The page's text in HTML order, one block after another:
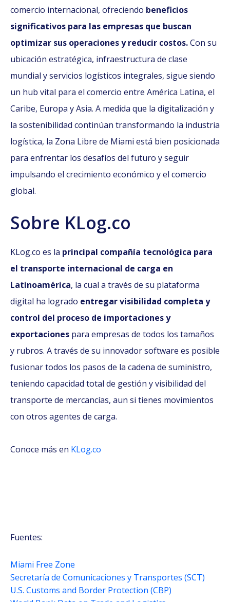
comercio internacional, ofreciendo beneficios
significativos para las empresas que buscan
optimizar sus operaciones y reducir costos.Con su
ubicación estratégica, infraestructura de clase
mundial y servicios logísticos integrales, sigue siendo
un hub vital para el comercio entre América Latina, el
Caribe, Europa y Asia. A medida que la digitalización y
la sostenibilidad continúan transformando la industria
logística, la Zona Libre de Miami está bien posicionada
para enfrentar los desafíos del futuro y seguir
impulsando el crecimiento económico y el comercio
global.
Sobre KLog.co
KLog.co es la principal compañía tecnológica para
el transporte internacional de carga en
Latinoamérica, la cual a través de su plataforma
digital ha logrado entregar visibilidad completa y
control del proceso de importaciones y
exportaciones para empresas de todos los tamaños
y rubros. A través de su innovador software es posible
fusionar todos los pasos de la cadena de suministro,
teniendo capacidad total de gestión y visibilidad del
transporte de mercancías, aun si tienes movimientos
con otros agentes de carga.
Conoce más en KLog.co
Fuentes:
Miami Free Zone
Secretaría de Comunicaciones y Transportes (SCT)
U.S. Customs and Border Protection (CBP)